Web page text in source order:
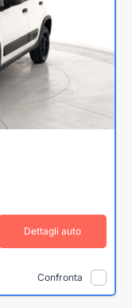
Dettagli auto
Confronta